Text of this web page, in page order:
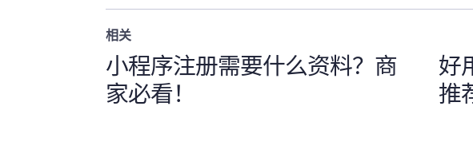
相关
小程序注册需要什么资料？商
家必看！
好
推